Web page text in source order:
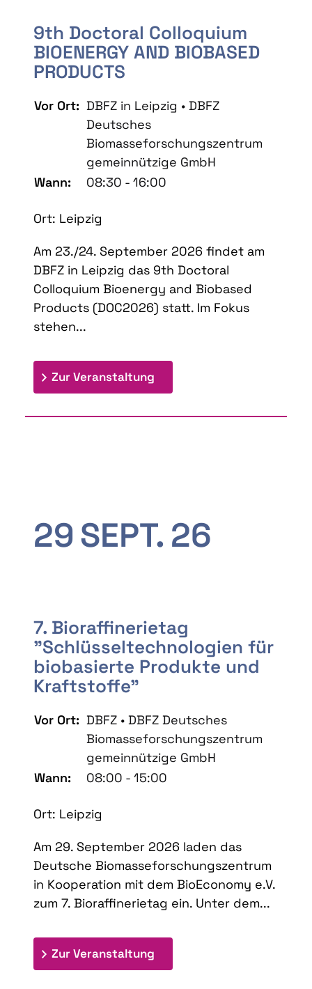
9th Doctoral Colloquium
BIOENERGY AND BIOBASED
PRODUCTS
Vor Ort: DBFZ in Leipzig • DBFZ
Deutsches
Biomasseforschungszentrum
gemeinnützige GmbH
Wann:
08:30 - 16:00
Ort: Leipzig
Am 23./24. September 2026 findet am
DBFZ in Leipzig das 9th Doctoral
Colloquium Bioenergy and Biobased
Products (DOC2026) statt. Im Fokus
stehen...
Zur Veranstaltung
29SEPT. 26
7. Bioraffinerietag
"Schlüsseltechnologien für
biobasierte Produkte und
Kraftstoffe"
Vor Ort: DBFZ • DBFZ Deutsches
Biomasseforschungszentrum
gemeinnützige GmbH
Wann:
08:00 - 15:00
Ort: Leipzig
Am 29. September 2026 laden das
Deutsche Biomasseforschungszentrum
in Kooperation mit dem BioEconomy e.V.
zum 7. Bioraffinerietag ein. Unter dem...
Zur Veranstaltung